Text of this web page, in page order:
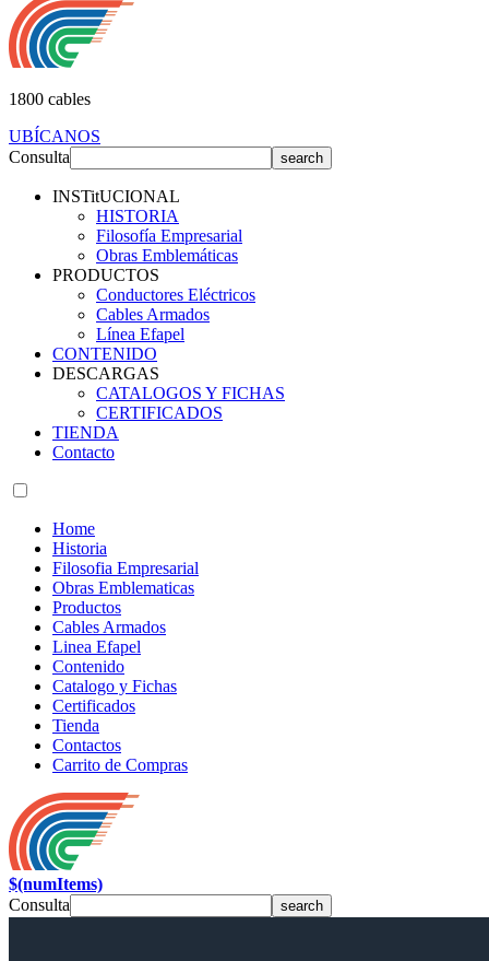
1800 cables
UBÍCANOS
Consulta
INSTitUCIONAL
HISTORIA
Filosofía Empresarial
Obras Emblemáticas
PRODUCTOS
Conductores Eléctricos
Cables Armados
Línea Efapel
CONTENIDO
DESCARGAS
CATALOGOS Y FICHAS
CERTIFICADOS
TIENDA
Contacto
Home
Historia
Filosofia Empresarial
Obras Emblematicas
Productos
Cables Armados
Linea Efapel
Contenido
Catalogo y Fichas
Certificados
Tienda
Contactos
Carrito de Compras
$(numItems)
Consulta